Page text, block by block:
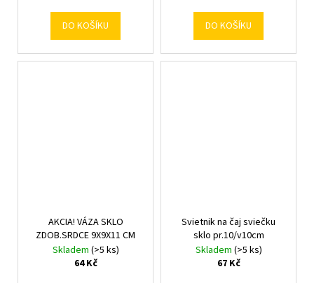
DO KOŠÍKU DO KOŠÍKU
AKCIA! VÁZA SKLO
ZDOB.SRDCE 9X9X11 CM
Skladem (>5 ks)
64 Kč
Svietnik na čaj sviečku
sklo pr.10/v10cm
Skladem (>5 ks)
67 Kč